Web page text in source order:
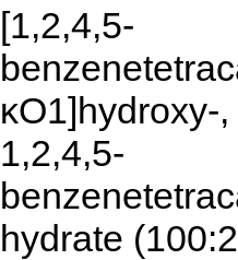
[1,2,4,5-
κO1]hydroxy-
1,2,4,5-
hydrate